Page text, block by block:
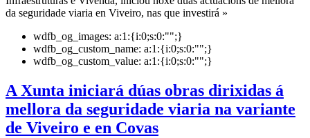
da seguridade viaria en Viveiro, nas que investirá »
wdfb_og_images: a:1:{i:0;s:0:"";}
wdfb_og_custom_name: a:1:{i:0;s:0:"";}
wdfb_og_custom_value: a:1:{i:0;s:0:"";}
A Xunta iniciará dúas obras dirixidas á
mellora da seguridade viaria na variante
de Viveiro e en Covas